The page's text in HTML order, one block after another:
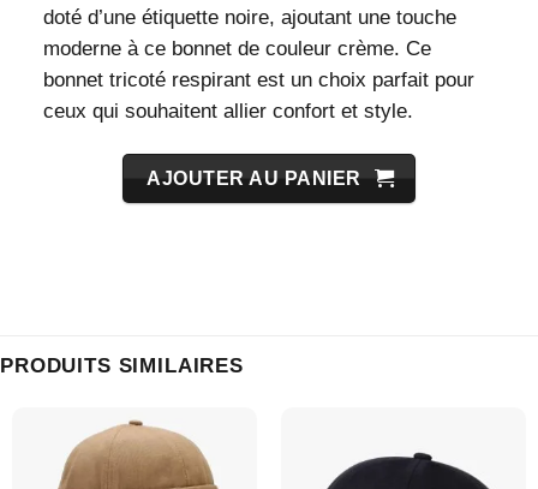
doté d’une étiquette noire, ajoutant une touche
moderne à ce bonnet de couleur crème. Ce
bonnet tricoté respirant est un choix parfait pour
ceux qui souhaitent allier confort et style.
AJOUTER AU PANIER
PRODUITS SIMILAIRES